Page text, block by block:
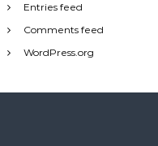
Entries feed
Comments feed
WordPress.org